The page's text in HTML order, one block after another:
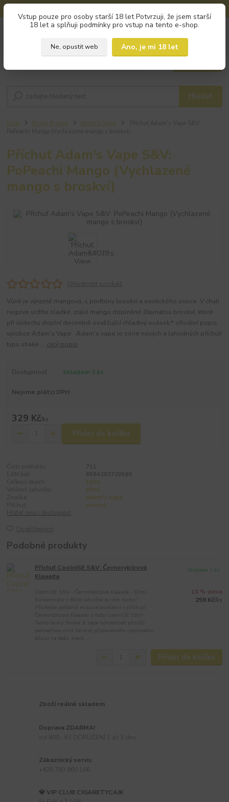
Vstup pouze pro osoby starší 18 let Potvrzuji, že jsem starší
18 let a splňuji podmínky pro vstup na tento e-shop.
Ne, opustit web
Ano, je mi 18 let
Hledat
+420 793 960 166
Úvod Shake & vape Adam's Vape
Příchuť Adam's Vape S&V:
PoPeachi Mango (Vychlazené
mango s broskví)
Vůně je výrazně mangová, s podtóny broskví a exotického ovoce. V chuti
nejprve ucítíte sladké, zralé mango doplněné šťavnatou broskví, které
při výdechu doplní decentně osvěžující chladivý ocásek.* oficiální popis
výrobce Adam's Vape Adam's vape je série nových a lahodných příchutí
typu shake ... celý popis
Dostupnost Skladem 2 ks
Nejsme plátci DPH
329 Kč/ks
Přidat do košíku
10ml
60ml
Adam's Vape
ovocné
Podobné produkty
Příchuť CoolniSE S&V: Černorybízová
Klaaada
10 % sleva
259 Kč/ks
Skladem 1 ks
Přidat do košíku
Zboží reálně skladem
Doprava ZDARMA!
Zákaznický servis
💎 VIP CLUB CIGARETYCAJK